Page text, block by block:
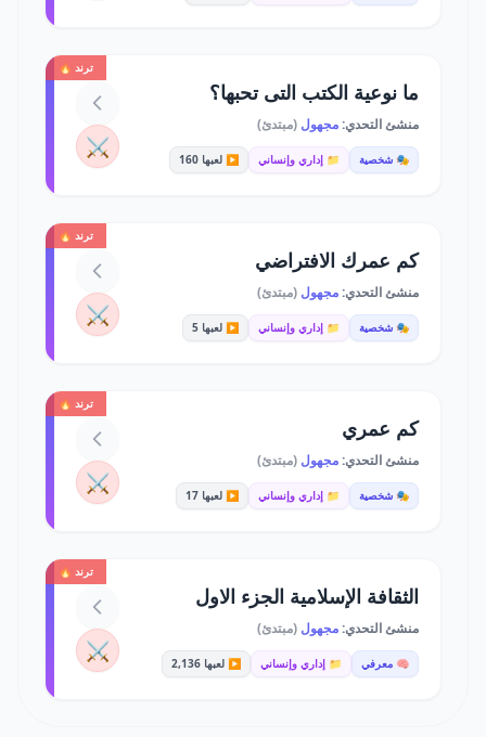
ترند 🔥
ما نوعية الكتب التى تحبها؟
منشئ التحدي:مجهول (مبتدئ)
🎭 شخصية 📁 إداري وإنساني ▶️ لعبها 160 ⚔️
ترند 🔥
كم عمرك الافتراضي
منشئ التحدي:مجهول (مبتدئ)
🎭 شخصية 📁 إداري وإنساني ▶️ لعبها 5 ⚔️
ترند 🔥
كم عمري
منشئ التحدي:مجهول (مبتدئ)
🎭 شخصية 📁 إداري وإنساني ▶️ لعبها 17 ⚔️
ترند 🔥
الثقافة الإسلامية الجزء الاول
منشئ التحدي:مجهول (مبتدئ)
🧠 معرفي 📁 إداري وإنساني ▶️ لعبها 2,136 ⚔️